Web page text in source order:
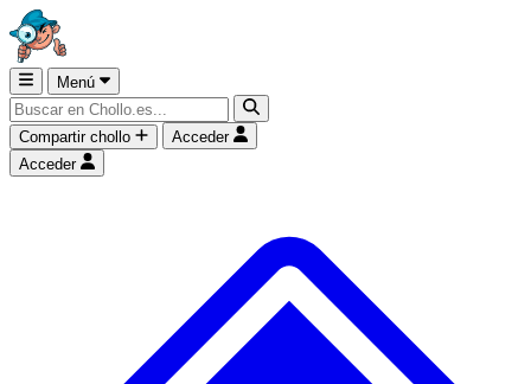
Menú
Compartir chollo
Acceder
Acceder